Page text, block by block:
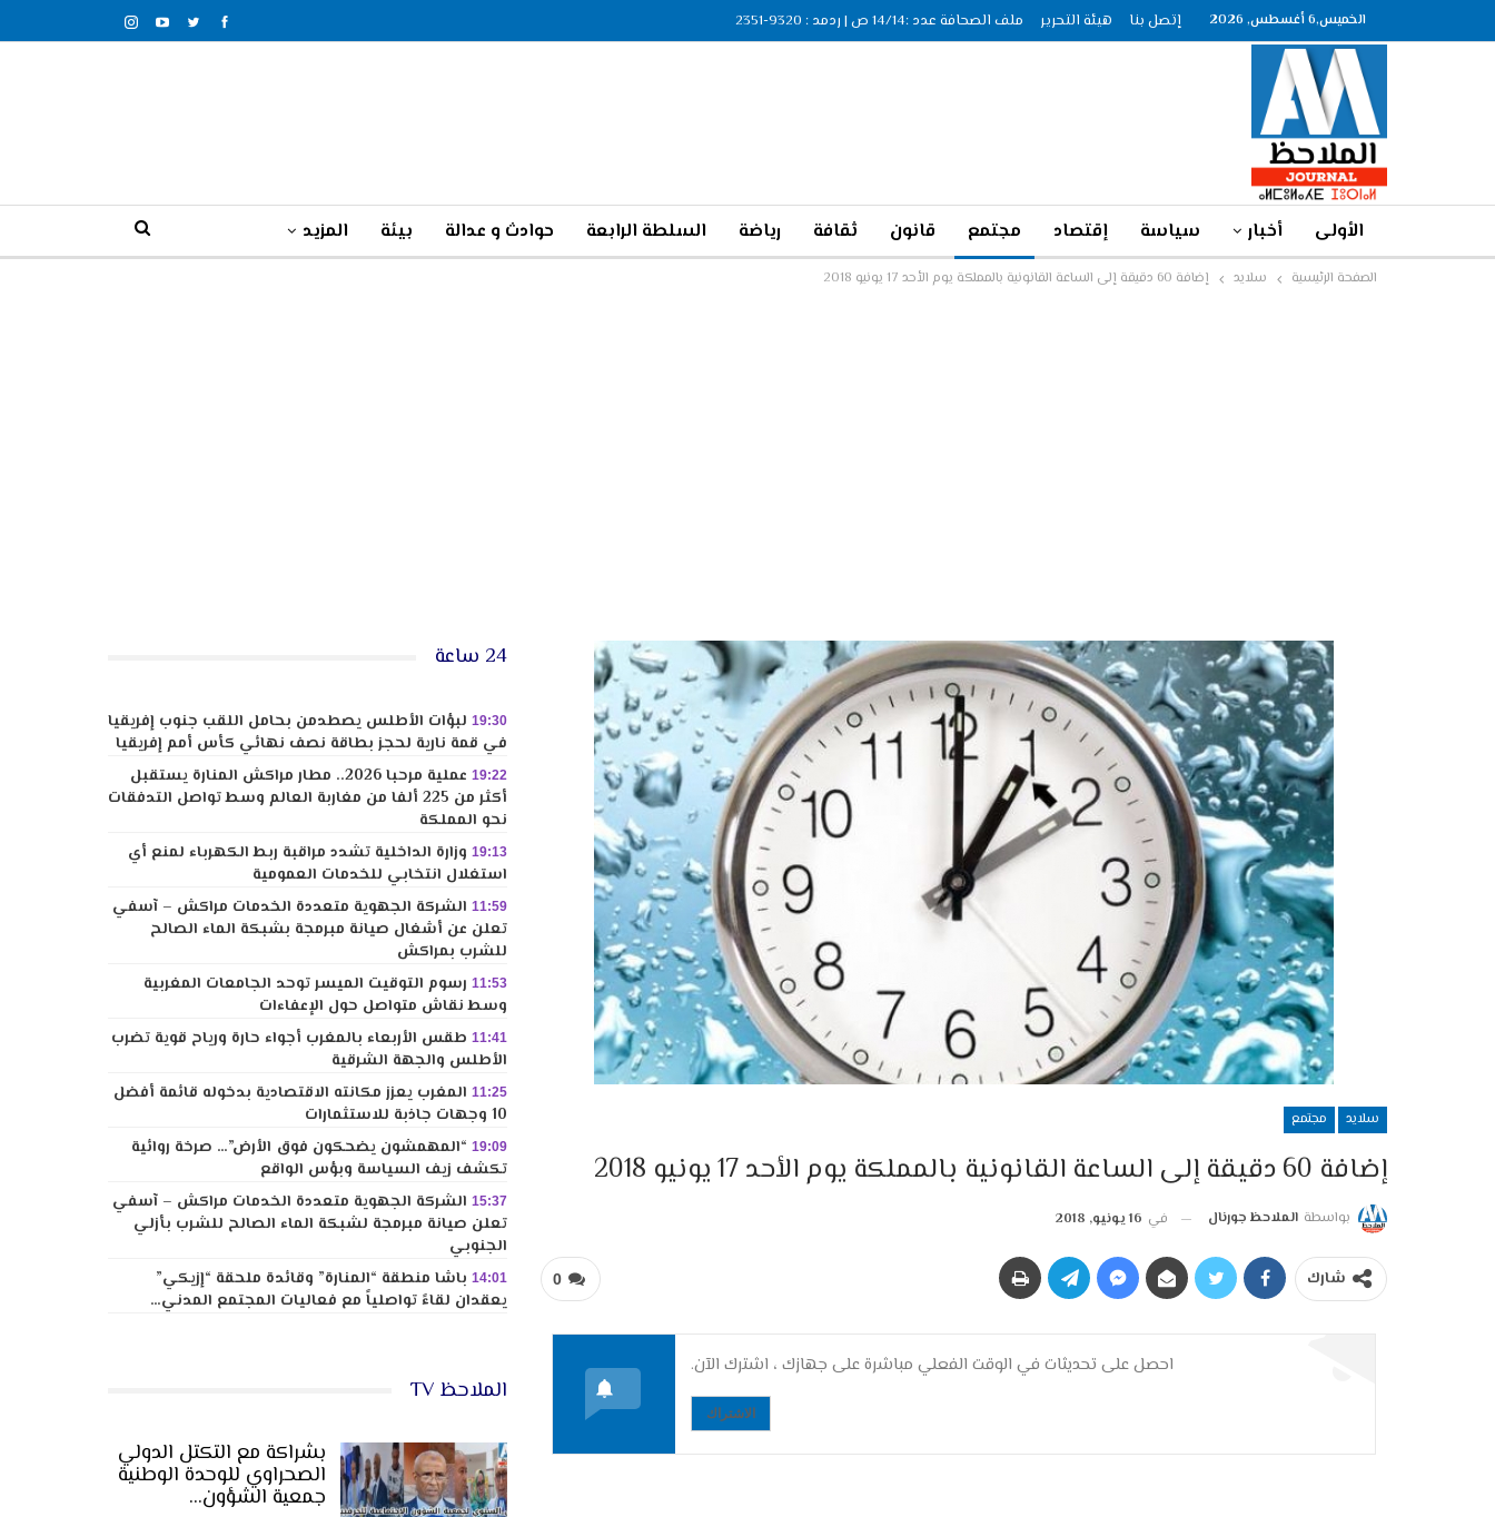
الخميس,6 أغسطس, 2026 إتصل بنا هيئة التحرير ملف الصحافة عدد :14/14 ص | ردمد : 9320-2351
الأولى أخبار سياسة إقتصاد مجتمع قانون ثقافة رياضة السلطة الرابعة حوادث و عدالة بيئة المزيد
الصفحة الرئيسية سلايد إضافة 60 دقيقة إلى الساعة القانونية بالمملكة يوم الأحد 17 يونيو 2018
سلايد مجتمع
إضافة 60 دقيقة إلى الساعة القانونية بالمملكة يوم الأحد 17 يونيو 2018
بواسطة الملاحظ جورنال في 16 يونيو, 2018
0 شارك
احصل على تحديثات في الوقت الفعلي مباشرة على جهازك ، اشترك الآن.
الاشتراك
24 ساعة
19:30 لبؤات الأطلس يصطدمن بحامل اللقب جنوب إفريقيا
في قمة نارية لحجز بطاقة نصف نهائي كأس أمم إفريقيا
19:22
عملية مرحبا 2026.. مطار مراكش المنارة يستقبل
أكثر من 225 ألفا من مغاربة العالم وسط تواصل التدفقات
نحو المملكة
19:13 وزارة الداخلية تشدد مراقبة ربط الكهرباء لمنع أي
استغلال انتخابي للخدمات العمومية
11:59 الشركة الجهوية متعددة الخدمات مراكش – آسفي
تعلن عن أشغال صيانة مبرمجة بشبكة الماء الصالح
للشرب بمراكش
11:53 رسوم التوقيت الميسر توحد الجامعات المغربية
وسط نقاش متواصل حول الإعفاءات
11:41 طقس الأربعاء بالمغرب أجواء حارة ورياح قوية تضرب
الأطلس والجهة الشرقية
11:25 المغرب يعزز مكانته الاقتصادية بدخوله قائمة أفضل
10 وجهات جاذبة للاستثمارات
19:09 “المهمشون يضحكون فوق الأرض”… صرخة روائية
تكشف زيف السياسة وبؤس الواقع
15:37 الشركة الجهوية متعددة الخدمات مراكش – آسفي
تعلن صيانة مبرمجة لشبكة الماء الصالح للشرب بأزلي
الجنوبي
14:01 باشا منطقة “المنارة” وقائدة ملحقة “إزيكي”
يعقدان لقاءً تواصلياً مع فعاليات المجتمع المدني…
الملاحظ TV
بشراكة مع التكتل الدولي
الصحراوي للوحدة الوطنية
جمعية الشؤون…